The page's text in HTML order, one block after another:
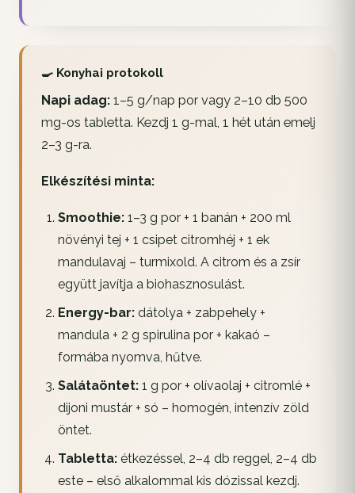
🍳 Konyhai protokoll
Napi adag: 1–5 g/nap por vagy 2–10 db 500
mg-os tabletta. Kezdj 1 g-mal, 1 hét után emelj
2–3 g-ra.
Elkészítési minta:
Smoothie:1–3 g por + 1 banán + 200 ml
növényi tej + 1 csipet citromhéj + 1 ek
mandulavaj – turmixold. A citrom és a zsír
együtt javítja a biohasznosulást.
Energy-bar:dátolya + zabpehely +
mandula + 2 g spirulina por + kakaó –
formába nyomva, hűtve.
Salátaöntet:1 g por + olívaolaj + citromlé +
dijoni mustár + só – homogén, intenzív zöld
öntet.
Tabletta:étkezéssel, 2–4 db reggel, 2–4 db
este – első alkalommal kis dózissal kezdj.